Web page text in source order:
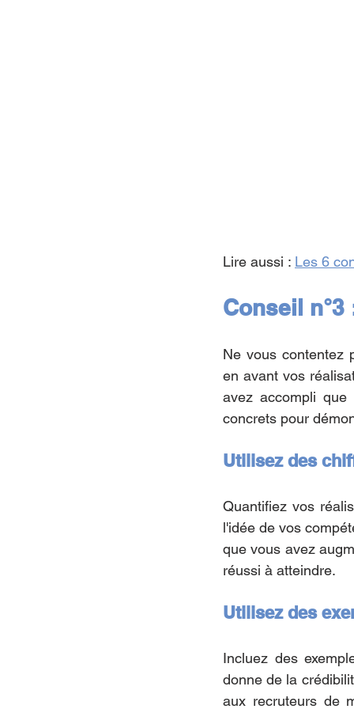
Lire aussi : Les 6
Conseil
Ne vous contentez
en avant vos
avez accompli
concrets pour
Utilisez des
Quantifiez vos
l'idée de vos
que vous avez
réussi à atteindre.
Utilisez des
Incluez des
donne de la
aux recruteurs de